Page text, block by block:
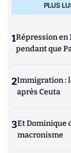
PLUS
1Répression en
pendant que
2Immigration :
après Ceuta
3Et Dominique
macronisme